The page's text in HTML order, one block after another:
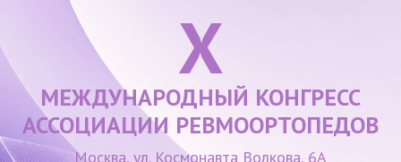
X
МЕЖДУНАРОДНЫЙ КОНГРЕСС
АССОЦИАЦИИ РЕВМООРТОПЕДОВ
Москва, ул. Космонавта Волкова, 6А